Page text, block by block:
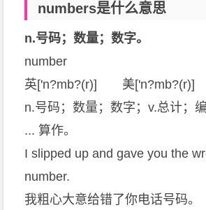
numbers是什么意思
n.号码；数量；数字。
number
英['n?mb?(r)] 美
n.号码；数量；数字；v.总计；
... 算作。
I slipped up and gave you the
number.
我粗心大意给错了你电话号码。